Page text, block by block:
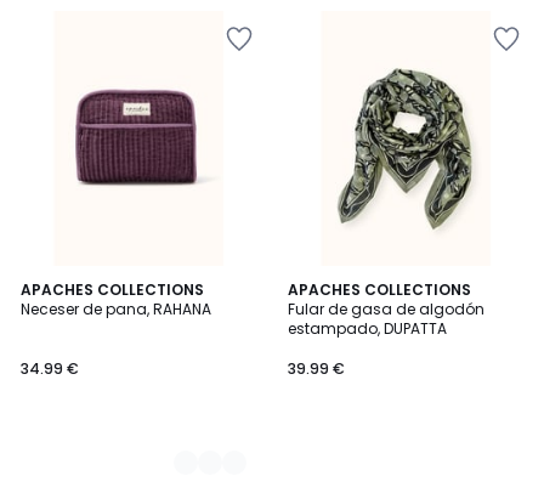
APACHES COLLECTIONS
Neceser de pana, RAHANA
34.99 €
2
Colores
APACHES COLLECTIONS
Fular de gasa de algodón
estampado, DUPATTA
39.99 €